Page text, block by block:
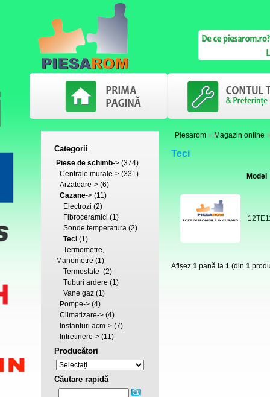
Categorii
Piese de schimb->(374)
Centrale murale->(331)
Arzatoare->(6)
Cazane->(11)
Electrozi (2)
Fibroceramici (1)
Sonde temperatura(2)
Teci(1)
Termometre,
Manometre (1)
Termostate (2)
Tuburi ardere (1)
Vane gaz(1)
Pompe->(4)
Climatizare->(4)
Instanturi acm->(7)
Intretinere->(11)
Producători
Căutare rapidă
Piesarom» Magazin online
Teci
Model
Afișez 1pană la 1(din 1